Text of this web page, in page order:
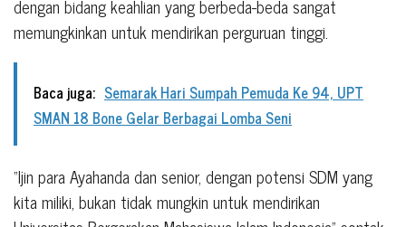
dengan bidang keahlian yang berbeda-beda sangat
memungkinkan untuk mendirikan perguruan tinggi.
Baca juga: Semarak Hari Sumpah Pemuda Ke 94, UPT
SMAN 18 Bone Gelar Berbagai Lomba Seni
“Ijin para Ayahanda dan senior, dengan potensi SDM yang
kita miliki, bukan tidak mungkin untuk mendirikan